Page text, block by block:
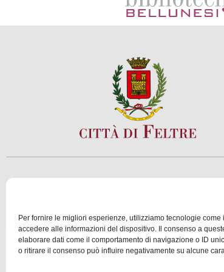
Per fornire le migliori esperienze, utilizziamo tecnologie
accedere alle informazioni del dispositivo. Il consenso a
elaborare dati come il comportamento di navigazione o ID
o ritirare il consenso può influire negativamente su alcune
© 2025 Assessorato al Turismo della Città di